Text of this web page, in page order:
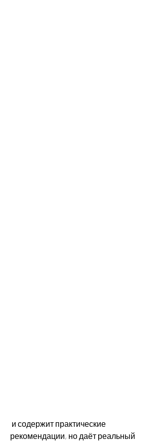
рекомендации, но даёт реальный